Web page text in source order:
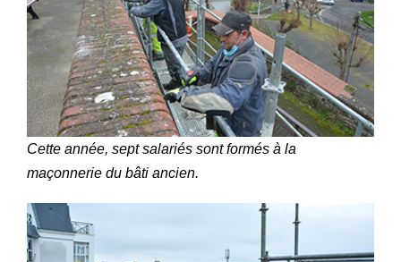
Cette année, sept salariés sont formés à la
maçonnerie du bâti ancien.